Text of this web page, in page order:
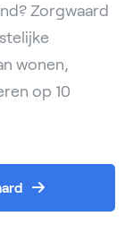
Zorgwaard
wonen,
op 10